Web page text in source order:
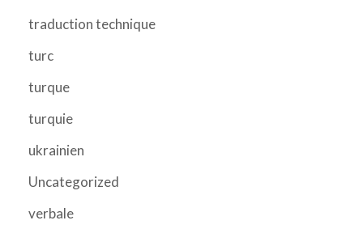
traduction technique
turc
turque
turquie
ukrainien
Uncategorized
verbale